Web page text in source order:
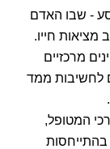
- שבו האדם
מציאות חייו.
מרכזיים
לחשיבות ממד
המטופל,
בהתייחסות